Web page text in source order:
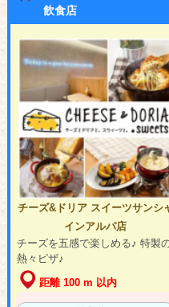
飲食店
チーズ&ドリア スイーツサンシ
インアルパ店
チーズを五感で楽しめる♪ 特製
熱々ピザ♪
距離 100 m 以内